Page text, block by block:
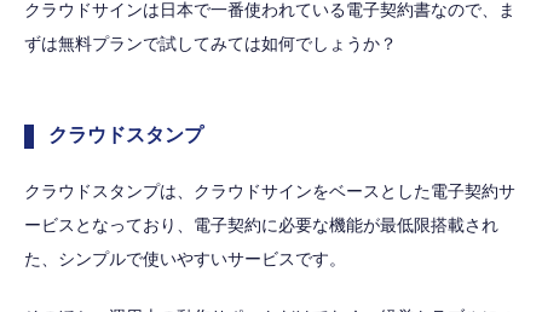
クラウドサインは日本で一番使われている電子契約書なので、ま
ずは無料プランで試してみては如何でしょうか？
クラウドスタンプ
クラウドスタンプは、クラウドサインをベースとした電子契約サ
ービスとなっており、電子契約に必要な機能が最低限搭載され
た、シンプルで使いやすいサービスです。